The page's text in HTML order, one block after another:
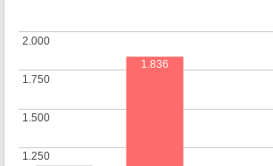
1.250
1.250
1.500
1.500
1.750
1.750
2.000
2.000
1.836